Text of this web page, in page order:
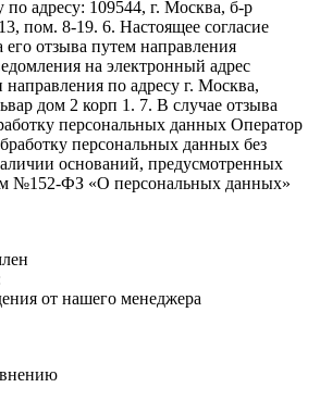
по адресу: 109544, г. Москва, б-р
пом. 8-19. 6. Настоящее согласие
его отзыва путем направления
на электронный адрес
направления по адресу г. Москва,
дом 2 корп 1. 7. В случае отзыва
персональных данных Оператор
персональных данных без
оснований, предусмотренных
№152-ФЗ «О персональных данных»
от нашего менеджера